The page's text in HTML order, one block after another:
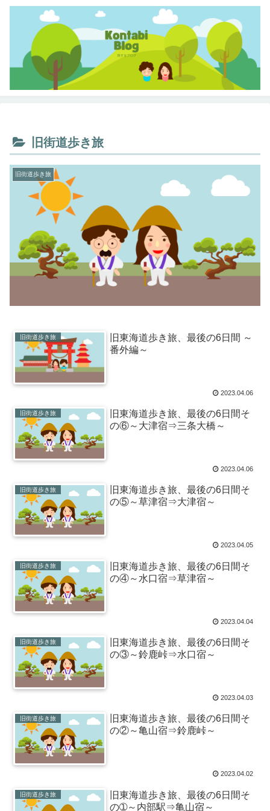
旧街道歩き旅
旧街道歩き旅
旧街道歩き旅
旧東海道歩き旅、最後の6日間 ～
番外編～
2023.04.06
旧街道歩き旅
旧東海道歩き旅、最後の6日間そ
の⑥～大津宿⇒三条大橋～
2023.04.06
旧街道歩き旅
旧東海道歩き旅、最後の6日間そ
の⑤～草津宿⇒大津宿～
2023.04.05
旧街道歩き旅
旧東海道歩き旅、最後の6日間そ
の④～水口宿⇒草津宿～
2023.04.04
旧街道歩き旅
旧東海道歩き旅、最後の6日間そ
の③～鈴鹿峠⇒水口宿～
2023.04.03
旧街道歩き旅
旧東海道歩き旅、最後の6日間そ
の②～亀山宿⇒鈴鹿峠～
2023.04.02
旧街道歩き旅
旧東海道歩き旅、最後の6日間そ
の➀～内部駅⇒亀山宿～